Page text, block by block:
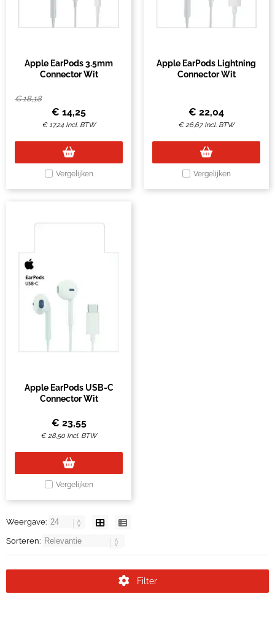
Apple EarPods 3.5mm
Connector Wit
€18,18
€ 14,25
€17,24 Incl. BTW
Vergelijken
Apple EarPods Lightning
Connector Wit
€ 22,04
€26,67 Incl. BTW
Vergelijken
Apple EarPods USB-C
Connector Wit
€ 23,55
€28,50 Incl. BTW
Vergelijken
Weergave:
Sorteren:
Filter